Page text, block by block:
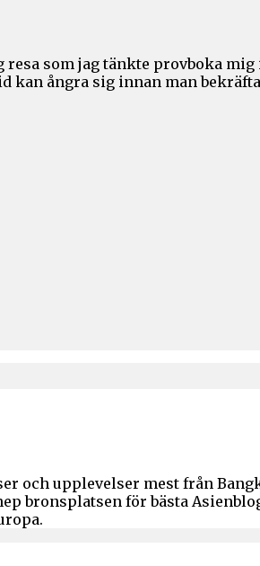
som jag tänkte provboka
ångra sig innan man
och upplevelser mest från
bronsplatsen för bästa